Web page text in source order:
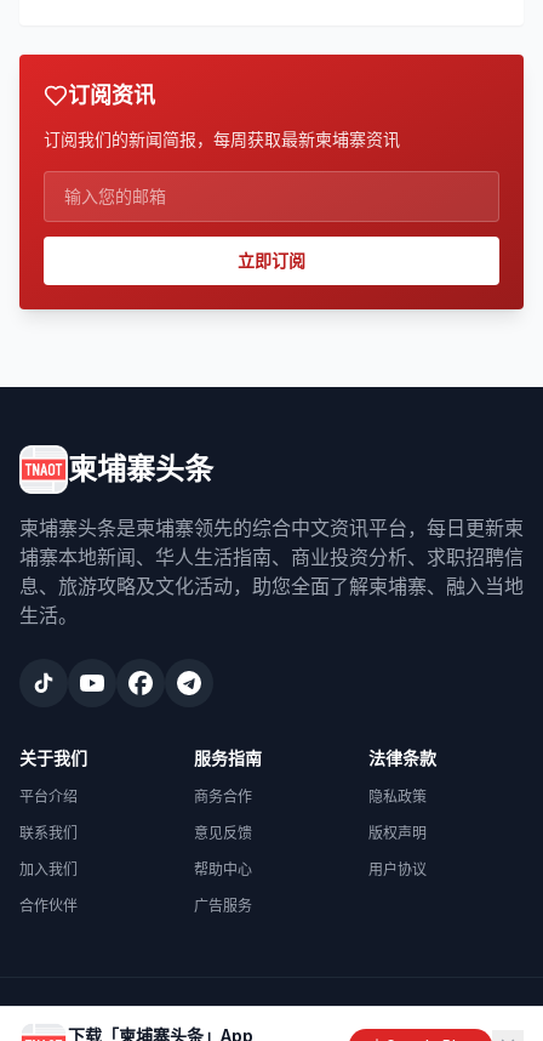
订阅资讯
订阅我们的新闻简报，每周获取最新柬埔寨资讯
立即订阅
柬埔寨头条
柬埔寨头条是柬埔寨领先的综合中文资讯平台，每日更新柬
埔寨本地新闻、华人生活指南、商业投资分析、求职招聘信
息、旅游攻略及文化活动，助您全面了解柬埔寨、融入当地
生活。
关于我们
平台介绍
联系我们
加入我们
合作伙伴
服务指南
商务合作
意见反馈
帮助中心
广告服务
法律条款
隐私政策
版权声明
用户协议
下载「柬埔寨头条」App